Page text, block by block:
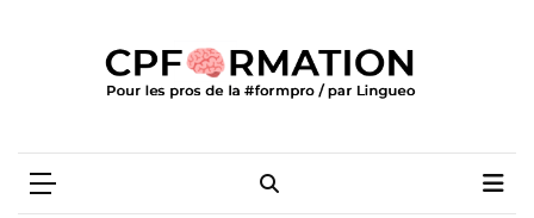
CPFORMATION